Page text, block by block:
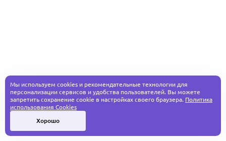
Мы используем cookies и рекомендательные технологии для
персонализации сервисов и удобства пользователей. Вы можете
запретить сохранение cookie в настройках своего браузера. Политика
использования Cookies
Хорошо